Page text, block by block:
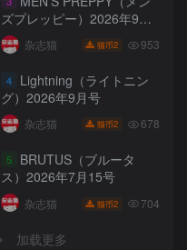
ズプレッピー）2026年9月
号
杂志猫 猫币2 953
4
Lightning（ライトニン
グ）2026年9月号
杂志猫 猫币2 678
5
BRUTUS（ブルータ
ス）2026年7月15号
杂志猫 猫币2 704
加载更多